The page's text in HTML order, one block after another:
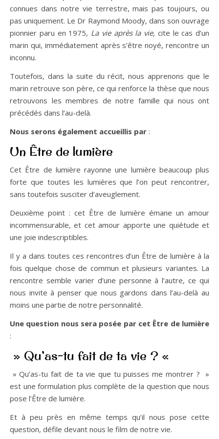
connues dans notre vie terrestre, mais pas toujours, ou
pas uniquement. Le Dr Raymond Moody, dans son ouvrage
pionnier paru en 1975, La vie après la vie, cite le cas d’un
marin qui, immédiatement après s’être noyé, rencontre un
inconnu.
Toutefois, dans la suite du récit, nous apprenons que le
marin retrouve son père, ce qui renforce la thèse que nous
retrouvons les membres de notre famille qui nous ont
précédés dans l’au-delà.
Nous serons également accueillis par :
Un Être de lumière
Cet Être de lumière rayonne une lumière beaucoup plus
forte que toutes les lumières que l’on peut rencontrer,
sans toutefois susciter d’aveuglement.
Deuxième point : cet Être de lumière émane un amour
incommensurable, et cet amour apporte une quiétude et
une joie indescriptibles.
Il y a dans toutes ces rencontres d’un Être de lumière à la
fois quelque chose de commun et plusieurs variantes. La
rencontre semble varier d’une personne à l’autre, ce qui
nous invite à penser que nous gardons dans l’au-delà au
moins une partie de notre personnalité.
Une question nous sera posée par cet Être de lumière
:
» Qu’as-tu fait de ta vie ? «
» Qu’as-tu fait de ta vie que tu puisses me montrer ? »
est une formulation plus complète de la question que nous
pose l’Être de lumière.
Et à peu près en même temps qu’il nous pose cette
question, défile devant nous le film de notre vie.